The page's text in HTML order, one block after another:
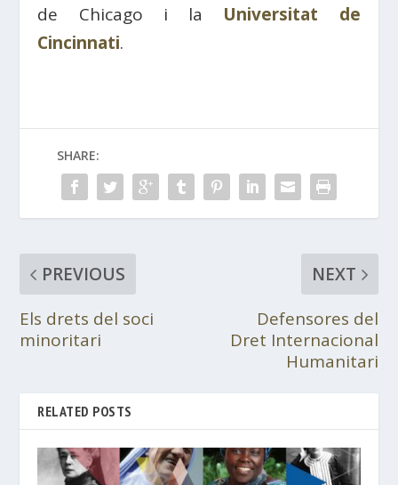
de Chicago i la Universitat de
Cincinnati.
SHARE:
PREVIOUS
Els drets del soci
minoritari
NEXT
Defensores del
Dret Internacional
Humanitari
RELATED POSTS